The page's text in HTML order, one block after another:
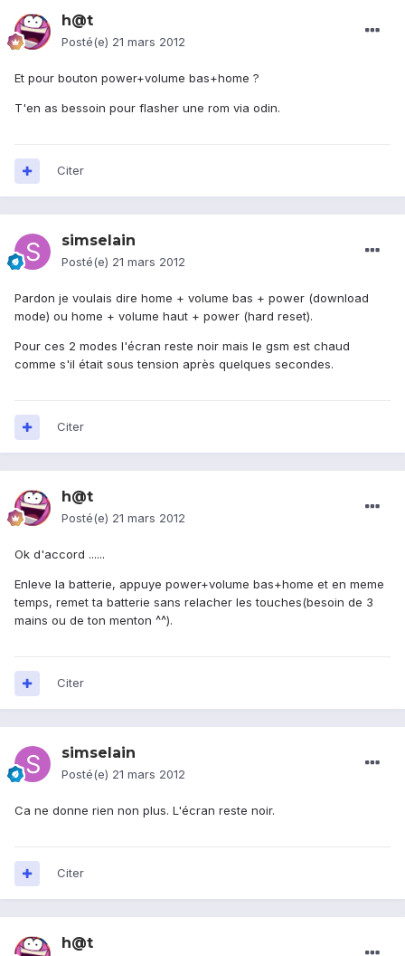
h@t
Posté(e) 21 mars 2012
Et pour bouton power+volume bas+home ?
T'en as bessoin pour flasher une rom via odin.
Citer
simselain
Posté(e) 21 mars 2012
Pardon je voulais dire home + volume bas + power (download
mode) ou home + volume haut + power (hard reset).
Pour ces 2 modes l'écran reste noir mais le gsm est chaud
comme s'il était sous tension après quelques secondes.
Citer
h@t
Posté(e) 21 mars 2012
Ok d'accord ......
Enleve la batterie, appuye power+volume bas+home et en meme
temps, remet ta batterie sans relacher les touches(besoin de 3
mains ou de ton menton ^^).
Citer
simselain
Posté(e) 21 mars 2012
Ca ne donne rien non plus. L'écran reste noir.
Citer
h@t